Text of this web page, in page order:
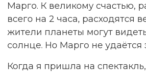
Марго. К великому счастью,
всего на 2 часа, расходятся
жители планеты могут
солнце. Но Марго не удаётся
Когда я пришла на